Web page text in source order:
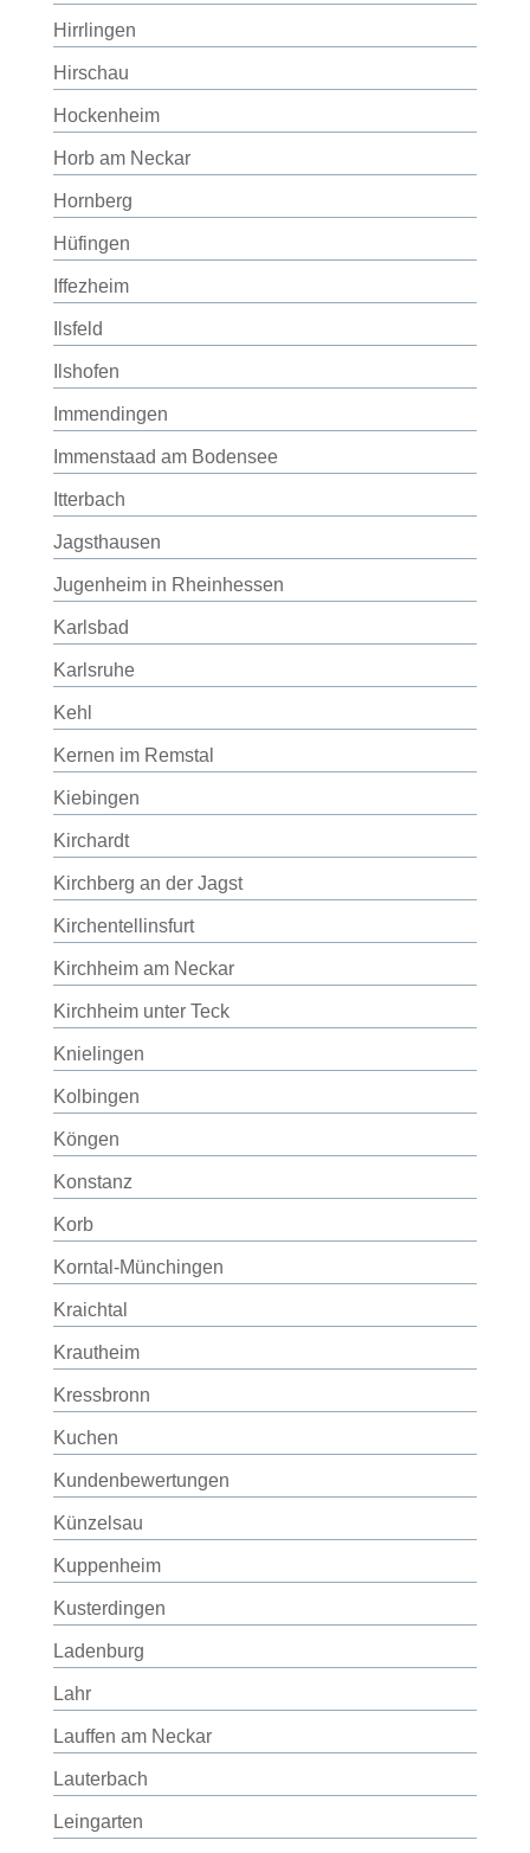
Hirrlingen
Hirschau
Hockenheim
Horb am Neckar
Hornberg
Hüfingen
Iffezheim
Ilsfeld
Ilshofen
Immendingen
Immenstaad am Bodensee
Itterbach
Jagsthausen
Jugenheim in Rheinhessen
Karlsbad
Karlsruhe
Kehl
Kernen im Remstal
Kiebingen
Kirchardt
Kirchberg an der Jagst
Kirchentellinsfurt
Kirchheim am Neckar
Kirchheim unter Teck
Knielingen
Kolbingen
Köngen
Konstanz
Korb
Korntal-Münchingen
Kraichtal
Krautheim
Kressbronn
Kuchen
Kundenbewertungen
Künzelsau
Kuppenheim
Kusterdingen
Ladenburg
Lahr
Lauffen am Neckar
Lauterbach
Leingarten